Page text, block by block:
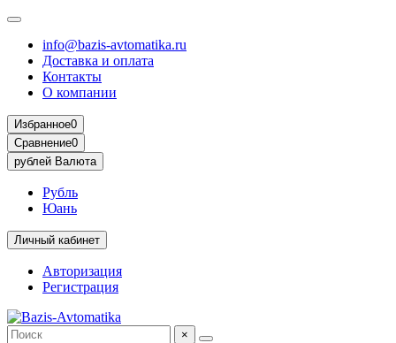
info@bazis-avtomatika.ru
Доставка и оплата
Контакты
О компании
Избранное0
Сравнение0
рублей Валюта
Рубль
Юань
Личный кабинет
Авторизация
Регистрация
×